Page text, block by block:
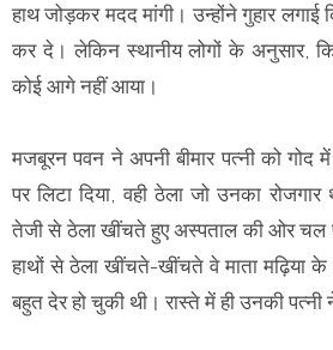
हाथ जोड़कर मदद मांगी। उन्होंने गुहार
कर दे। लेकिन स्थानीय लोगों के अनुसार,
कोई आगे नहीं आया।
मजबूरन पवन ने अपनी बीमार पत्नी को गोद
पर लिटा दिया, वही ठेला जो उनका
तेजी से ठेला खींचते हुए अस्पताल की ओर
हाथों से ठेला खींचते-खींचते वे माता मढ़िया
बहुत देर हो चुकी थी। रास्ते में ही उनकी